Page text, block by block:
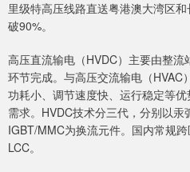
里级特高压线路直送粤港澳大湾区
破90%。
高压直流输电（HVDC）主要由整
环节完成。与高压交流输电（HVAC
功耗小、调节速度快、运行稳定等
需求。HVDC技术分三代，分别以汞
IGBT/MMC为换流元件。国内常规
LCC。